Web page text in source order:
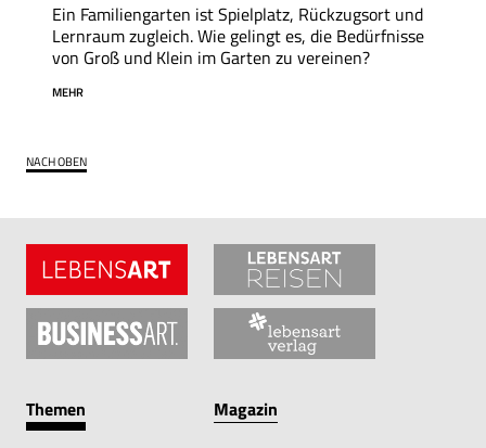
Ein Familiengarten ist Spielplatz, Rückzugsort und
Lernraum zugleich. Wie gelingt es, die Bedürfnisse
von Groß und Klein im Garten zu vereinen?
MEHR
NACH OBEN
Themen Magazin